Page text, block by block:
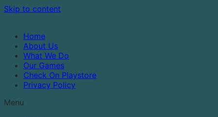
Skip to content
Home
About Us
What We Do
Our Games
Check On Playstore
Privacy Policy
Menu